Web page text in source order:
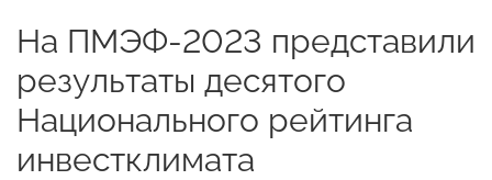
На ПМЭФ-2023 представили
результаты десятого
Национального рейтинга
инвестклимата